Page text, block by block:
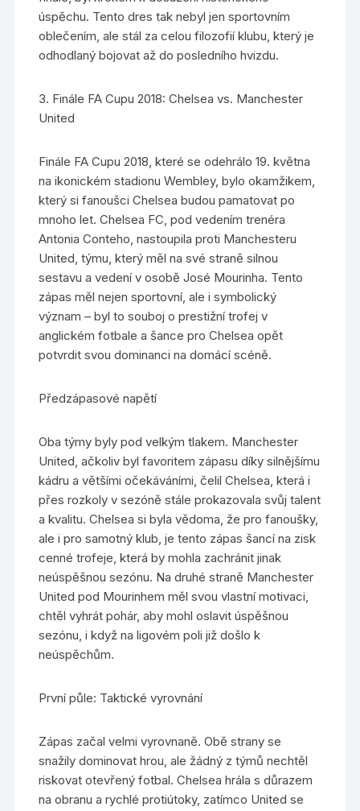
úspěchu. Tento dres tak nebyl jen sportovním
oblečením, ale stál za celou filozofií klubu, který je
odhodlaný bojovat až do posledního hvizdu.
3. Finále FA Cupu 2018: Chelsea vs. Manchester
United
Finále FA Cupu 2018, které se odehrálo 19. května
na ikonickém stadionu Wembley, bylo okamžikem,
který si fanoušci Chelsea budou pamatovat po
mnoho let. Chelsea FC, pod vedením trenéra
Antonia Conteho, nastoupila proti Manchesteru
United, týmu, který měl na své straně silnou
sestavu a vedení v osobě José Mourinha. Tento
zápas měl nejen sportovní, ale i symbolický
význam – byl to souboj o prestižní trofej v
anglickém fotbale a šance pro Chelsea opět
potvrdit svou dominanci na domácí scéně.
Předzápasové napětí
Oba týmy byly pod velkým tlakem. Manchester
United, ačkoliv byl favoritem zápasu díky silnějšímu
kádru a většími očekáváními, čelil Chelsea, která i
přes rozkoly v sezóně stále prokazovala svůj talent
a kvalitu. Chelsea si byla vědoma, že pro fanoušky,
ale i pro samotný klub, je tento zápas šancí na zisk
cenné trofeje, která by mohla zachránit jinak
neúspěšnou sezónu. Na druhé straně Manchester
United pod Mourinhem měl svou vlastní motivaci,
chtěl vyhrát pohár, aby mohl oslavit úspěšnou
sezónu, i když na ligovém poli již došlo k
neúspěchům.
První půle: Taktické vyrovnání
Zápas začal velmi vyrovnaně. Obě strany se
snažily dominovat hrou, ale žádný z týmů nechtěl
riskovat otevřený fotbal. Chelsea hrála s důrazem
na obranu a rychlé protiútoky, zatímco United se